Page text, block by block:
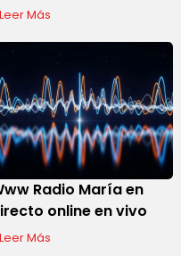
Leer Más
Radio María en
online en vivo
Leer Más